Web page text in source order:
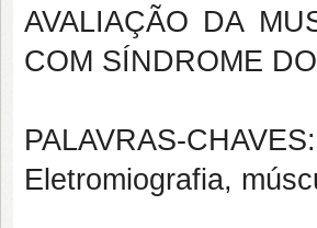
AVALIAÇÃO DA
COM SÍNDROME
PALAVRAS-CHAVES:
Eletromiografia,